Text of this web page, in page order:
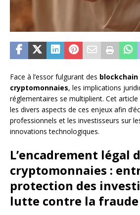
Face à l’essor fulgurant des blockchain
cryptomonnaies, les implications
réglementaires se multiplient. Cet article
les divers aspects de ces enjeux afin
professionnels et les investisseurs sur
innovations technologiques.
L’encadrement légal
cryptomonnaies :
protection des
lutte contre la fraude